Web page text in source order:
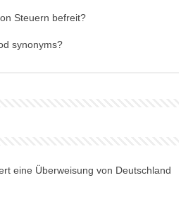
Steuern befreit?
synonyms?
eine Überweisung von Deutschland